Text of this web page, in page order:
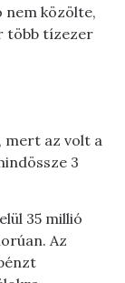
nem közölte,
több tízezer
mert az volt a
3
35 millió
Az